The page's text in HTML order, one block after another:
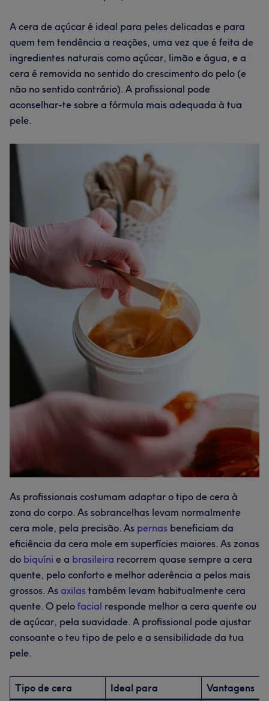
A cera de açúcar é ideal para peles delicadas e para
quem tem tendência a reações, uma vez que é feita de
ingredientes naturais como açúcar, limão e água, e a
cera é removida no sentido do crescimento do pelo (e
não no sentido contrário). A profissional pode
aconselhar-te sobre a fórmula mais adequada à tua
pele.
As profissionais costumam adaptar o tipo de cera à
zona do corpo. As sobrancelhas levam normalmente
cera mole, pela precisão. As pernas beneficiam da
eficiência da cera mole em superfícies maiores. As zonas
do biquíni e a brasileira recorrem quase sempre a cera
quente, pelo conforto e melhor aderência a pelos mais
grossos. As axilas também levam habitualmente cera
quente. O pelo facial responde melhor a cera quente ou
de açúcar, pela suavidade. A profissional pode ajustar
consoante o teu tipo de pelo e a sensibilidade da tua
pele.
Tipo de cera Ideal para
Vantagens